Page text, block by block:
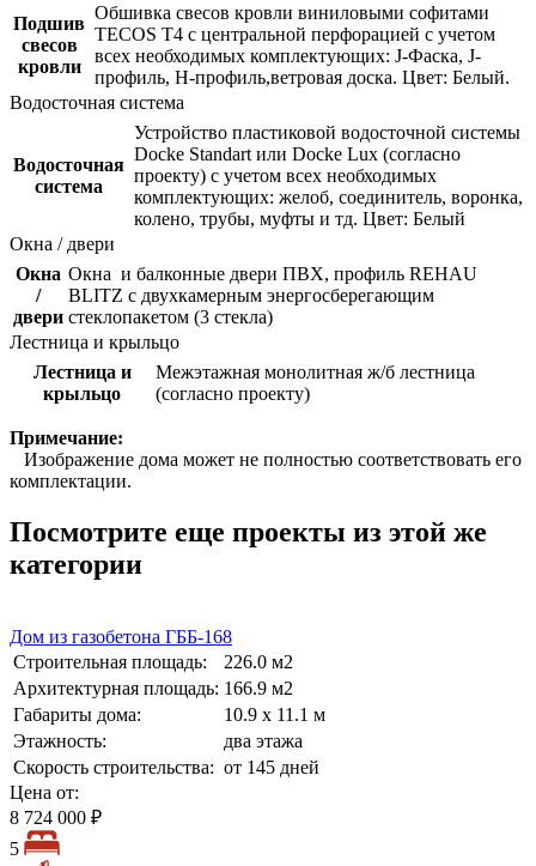
Подшив
свесов
кровли
Обшивка свесов кровли виниловыми софитами
TECOS Т4 с центральной перфорацией с учетом
всех необходимых комплектующих: J-Фаска, J-
профиль, Н-профиль,ветровая доска. Цвет: Белый.
Водосточная система
Водосточная
система
Устройство пластиковой водосточной системы
Docke Standart или Docke Lux (согласно
проекту) с учетом всех необходимых
комплектующих: желоб, соединитель, воронка,
колено, трубы, муфты и тд. Цвет: Белый
Окна / двери
Окна
/
двери
Окна и балконные двери ПВХ, профиль REHAU
BLITZ с двухкамерным энергосберегающим
стеклопакетом (3 стекла)
Лестница и крыльцо
Лестница и
крыльцо
Межэтажная монолитная ж/б лестница
(согласно проекту)
Примечание:
Изображение дома может не полностью соответствовать его
комплектации.
Посмотрите еще проекты из этой же
категории
Дом из газобетона ГББ-168
Строительная площадь:
226.0 м2
Архитектурная площадь: 166.9 м2
Габариты дома:
10.9 х 11.1 м
Этажность:
два этажа
Скорость строительства: от 145 дней
Цена от:
8 724 000 ₽
5